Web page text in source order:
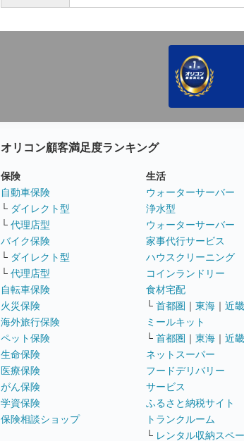
オリコン顧客満足度ランキング
保険
自動車保険
└ ダイレクト型
└ 代理店型
バイク保険
└ ダイレクト型
└ 代理店型
自転車保険
火災保険
海外旅行保険
ペット保険
生命保険
医療保険
がん保険
学資保険
保険相談ショップ
生活
ウォーターサーバー
浄水型
ウォーターサーバー
家事代行サービス
ハウスクリーニング
コインランドリー
食材宅配
└ 首都圏 ｜ 東海 ｜ 近畿
ミールキット
└ 首都圏 ｜ 東海 ｜ 近畿
ネットスーパー
フードデリバリー
サービス
ふるさと納税サイト
トランクルーム
└ レンタル収納スペ